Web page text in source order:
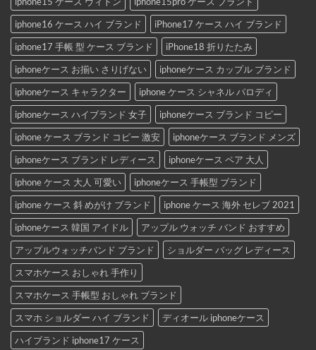
iphone16 ケース ハイ ブランド
iPhone17 ケース ハイ ブランド
iphone17 手帳 型 ケース ブランド
iPhone18 折りたたみ
iphoneケース お揃い さりげない
iphoneケース カップル ブランド
iphoneケース キャラクター
iphone ケース シャネル パロディ
iphoneケース ハイブランド 女子
iphoneケース ブランド コピー
iphone ケース ブランド コピー 激安
iphoneケース ブランド メンズ
iphoneケース ブランド レディース
iphoneケース ペア 大人
iphone ケース 大人 可愛い
iphoneケース 手帳型 ブランド
iphone ケース 斜 めがけ ブランド
iphone ケース 海外 セレブ 2021
iphoneケース 韓国 アイドル
アップル ウォッチ バンド おすすめ
アップルウォッチバンド ブランド
ショルダー バッグ レディース
スマホケース おしゃれ 手作り
スマホケース 手帳型 おしゃれ ブランド
スマホ ショルダー ハイ ブランド
ディオール iphoneケース
ハイブランド iphone17 ケース